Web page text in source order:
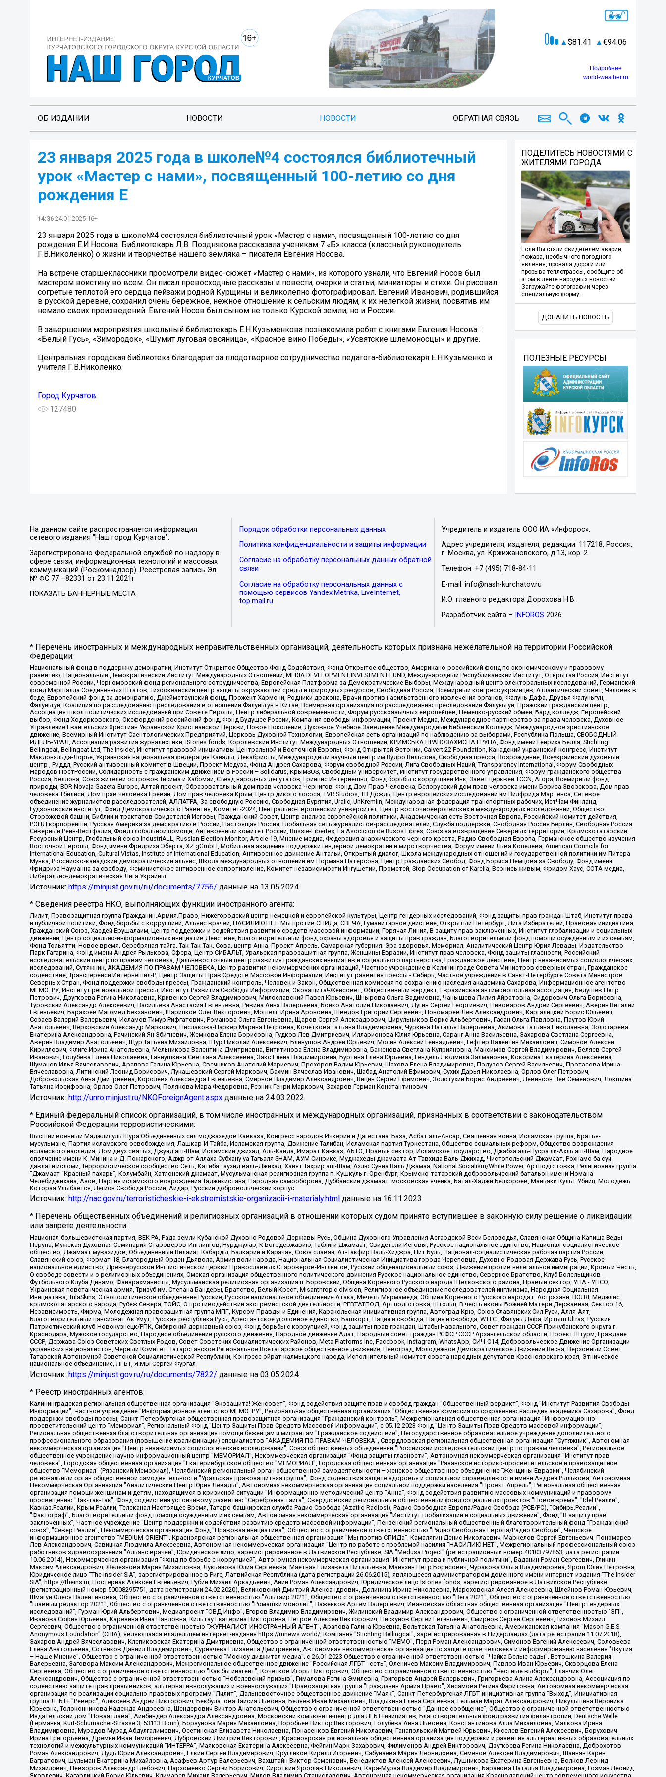
81.41 94.06
Подробнее
world-weather.ru
ОБ ИЗДАНИИ НОВОСТИ НОВОСТИ ОБРАТНАЯ СВЯЗЬ
23 января 2025 года в школе№4 состоялся библиотечный
урок «Мастер с нами», посвященный 100-летию со дня
рождения Е
14:36 24.01.2025 16+
23 января 2025 года в школе№4 состоялся библиотечный урок «Мастер с нами», посвященный 100-летию со дня
рождения Е.И.Носова. Библиотекарь Л.В. Позднякова рассказала ученикам 7 «Б» класса (классный руководитель
Г.В.Николенко) о жизни и творчестве нашего земляка – писателя Евгения Носова.
На встрече старшеклассники просмотрели видео-сюжет «Мастер с нами», из которого узнали, что Евгений Носов был
мастером воистину во всем. Он писал превосходные рассказы и повести, очерки и статьи, миниатюры и стихи. Он рисовал
согретые теплотой его сердца пейзажи родной Курщины и великолепно фотографировал. Евгений Иванович, родившийся
в русской деревне, сохранил очень бережное, нежное отношение к сельским людям, к их нелёгкой жизни, посвятив им
немало своих произведений. Евгений Носов был сыном не только Курской земли, но и России.
В завершении мероприятия школьный библиотекарь Е.Н.Кузьменкова познакомила ребят с книгами Евгения Носова :
«Белый Гусь», «Зимородок», «Шумит луговая овсяница», «Красное вино Победы», «Усвятские шлемоносцы» и другие.
Центральная городская библиотека благодарит за плодотворное сотрудничество педагога-библиотекаря Е.Н.Кузьменко и
учителя Г.В.Николенко.
Город Курчатов
127480
ПОДЕЛИТЕСЬ НОВОСТЯМИ С
ЖИТЕЛЯМИ ГОРОДА
Если Вы стали свидетелем аварии,
пожара, необычного погодного
явления, провала дороги или
прорыва теплотрассы, сообщите об
этом в ленте народных новостей.
Загружайте фотографии через
специальную форму.
ДОБАВИТЬ НОВОСТЬ
ПОЛЕЗНЫЕ РЕСУРСЫ
На данном сайте распространяется информация
сетевого издания "Наш город Курчатов".
Зарегистрировано Федеральной службой по надзору в
сфере связи, информационных технологий и массовых
коммуникаций (Роскомнадзор). Реестровая запись Эл
№ ФС 77 –82331 от 23.11.2021г
ПОКАЗАТЬ БАННЕРНЫЕ МЕСТА
Порядок обработки персональных данных
Политика конфиденциальности и защиты информации
Согласие на обработку персональных данных обратной
связи
Согласие на обработку персональных данных с
помощью сервисов Yandex.Metrika, LiveInternet,
top.mail.ru
Учредитель и издатель ООО ИА «Инфорос».
Адрес учредителя, издателя, редакции: 117218, Россия,
г. Москва, ул. Кржижановского, д.13, кор. 2
Телефон: +7 (495) 718-84-11
E-mail: info@nash-kurchatov.ru
И.О. главного редактора Дорохова Н.В.
Разработчик сайта – INFOROS 2026
* Перечень иностранных и международных неправительственных организаций, деятельность которых признана нежелательной на территории Российской
Федерации:
Национальный фонд в поддержку демократии, Институт Открытое Общество Фонд Содействия, Фонд Открытое общество, Американо-российский фонд по экономическому и правовому
развитию, Национальный Демократический Институт Международных Отношений, MEDIA DEVELOPMENT INVESTMENT FUND, Международный Республиканский Институт, Открытая Россия, Институт
современной России, Черноморский фонд регионального сотрудничества, Европейская Платформа за Демократические Выборы, Международный центр электоральных исследований, Германский
фонд Маршалла Соединенных Штатов, Тихоокеанский центр защиты окружающей среды и природных ресурсов, Свободная Россия, Всемирный конгресс украинцев, Атлантический совет, Человек в
беде, Европейский фонд за демократию, Джеймстаунский фонд, Прожект Хармони, Родники дракона, Врачи против насильственного извлечения органов, Фалунь Дафа, Друзья Фалуньгун,
Фалуньгун, Коалиция по расследованию преследования в отношении Фалуньгун в Китае, Всемирная организация по расследованию преследований Фалуньгун, Пражский гражданский центр,
Ассоциация школ политических исследований при Совете Европы, Центр либеральной современности, Форум русскоязычных европейцев, Немецко-русский обмен, Бард колледж, Европейский
выбор, Фонд Ходорковского, Оксфордский российский фонд, Фонд Будущее России, Компания свободы информации, Проект Медиа, Международное партнерство за права человека, Духовное
Управление Евангельских Христиан Украинской Христианской Церкви, Новое Поколение, Духовное Учебное Заведение Международный Библейский Колледж, Международное христианское
движение, Всемирный Институт Саентологических Предприятий, Церковь Духовной Технологии, Европейская сеть организаций по наблюдению за выборами, Республика Польша, СВОБОДНЫЙ
ИДЕЛЬ-УРАЛ, Ассоциация развития журналистики, IStories fonds, Королевский Институт Международных Отношений, КРИМСЬКА ПРАВОЗАХИСНА ГРУПА, Фонд имени Генриха Бёлля, Stichting
Bellingcat, Bellingcat Ltd, The Insider, Институт правовой инициативы Центральной и Восточной Европы, Фонд Открытой Эстонии, Calvert 22 Foundation, Канадский украинский конгресс, Институт
Макдональда-Лорье, Украинская национальная федерация Канады, Декабристы, Международный научный центр им Вудро Вильсона, Свободная пресса, Возрождение, Всеукраинский духовный
центр , Риддл, Русский антивоенный комитет в Швеции, Проект Медуза, Фонд Андрея Сахарова, Форум свободной России, Лига Свободных Наций, Transparеncy International, Форум Свободных
Народов ПостРоссии, Солидарность с гражданским движением в России – Solidarus, КрымSOS, Свободный университет, Институт государственного управления, Форум гражданского общества
Россия, Беллона, Союз жителей островов Тисима и Хабомаи, Съезд народных депутатов, Гринпис Интернешнл, Фонд борьбы с коррупцией Инк, Завет церквей TCCN, Агора, Всемирный фонд
природы, BDR Novaja Gazeta-Europe, Алтай проект, Образовательный дом прав человека Чернигов, Фонд Дом Прав Человека, Белорусский дом прав человека имени Бориса Звозскова, Дом прав
человека Тбилиси, Дом прав человека Ереван, Дом прав человека Крым, Центр дикого лосося, TVR Studios, ТВ Дождь, Центр европейских исследований им Вилфрида Мартенса, Сетевое
объединение журналистов расследователей, АЛЛАТРА, За свободную Россию, Свободная Бурятия, Uralic, UnKremlin, Международная федерация транспортных рабочих, ИстЧам Финланд,
Гудзоновский институт, Фонд Демократического Развития, Комитет-2024, Центрально-Европейский университет, Центр восточноевропейских и международных исследований, Общество
Сторожевой башни, Библии и трактатов Свидетелей Иеговы, Гражданский Совет, Центр анализа европейской политики, Академическая сеть Восточная Европа, Российский комитет действия,
РЭНД корпорейшн, Русская Америка за демократию в России, Настоящая Россия, Глобальная сеть журналистов-расследователей, Служба поддержки, Свободная Россия Берлин, Свободная Россия
Северный Рейн-Вестфалия, Фонд глобальной помощи, Антивоенный комитет России, Russie-Libertes, La Asocicion de Rusos Libres, Союз за возвращение Северных территорий, Крымскотатарский
Ресурсный Центр, Глобальный союз IndustriALL, Russian Election Monitor, Article 19, Мнение медиа, Федерация анархического черного креста, Радио Свободная Европа, Германское общество изучения
Восточной Европы, Фонд имени Фридриха Эберта, XZ gGmbH, Мобильная академия поддержки гендерной демократии и миротворчества, Форум имени Льва Копелева, American Councils for
International Education, Cultural Vistas, Institute of International Education, Антивоенное движение Антальи, Открытый диалог, Школа международных отношений и государственной политики им Питера
Мунка, Российско-канадский демократический альянс, Школа международных отношений им Нормана Патерсона, Центр Гражданских Свобод, Фонд Бориса Немцова за Свободу, Фонд имени
Фридриха Науманна за свободу, Феминистское антивоенное сопротивление, Комитет независимости Ингушетии, Прометей, Stop Occupation of Karelia, Вернись живым, Фридом Хаус, СОТА медиа,
Либерально-демократическая Лига Украины
Источник: https://minjust.gov.ru/ru/documents/7756/ данные на 13.05.2024
* Сведения реестра НКО, выполняющих функции иностранного агента:
Лилит, Правозащитная группа Гражданин.Армия.Право, Нижегородский центр немецкой и европейской культуры, Центр гендерных исследований, Фонд защиты прав граждан Штаб, Институт права
и публичной политики, Фонд борьбы с коррупцией, Альянс врачей, НАСИЛИЮ.НЕТ, Мы против СПИДа, СВЕЧА, Гуманитарное действие, Открытый Петербург, Лига Избирателей, Правовая инициатива,
Гражданский Союз, Хасдей Ерушалаим, Центр поддержки и содействия развитию средств массовой информации, Горячая Линия, В защиту прав заключенных, Институт глобализации и социальных
движений, Центр социально-информационных инициатив Действие, Благотворительный фонд охраны здоровья и защиты прав граждан, Благотворительный фонд помощи осужденным и их семьям,
Фонд Тольятти, Новое время, Серебряная тайга, Так-Так-Так, Сова, центр Анна, Проект Апрель, Самарская губерния, Эра здоровья, Мемориал, Аналитический Центр Юрия Левады, Издательство
Парк Гагарина, Фонд имени Андрея Рылькова, Сфера, Центр СИБАЛЬТ, Уральская правозащитная группа, Женщины Евразии, Институт прав человека, Фонд защиты гласности, Российский
исследовательский центр по правам человека, Дальневосточный центр развития гражданских инициатив и социального партнерства, Гражданское действие, Центр независимых социологических
исследований, Сутяжник, АКАДЕМИЯ ПО ПРАВАМ ЧЕЛОВЕКА, Центр развития некоммерческих организаций, Частное учреждение в Калининграде Совета Министров северных стран, Гражданское
содействие, Трансперенси Интернешнл-Р, Центр Защиты Прав Средств Массовой Информации, Институт развития прессы - Сибирь, Частное учреждение в Санкт-Петербурге Совета Министров
Северных Стран, Фонд поддержки свободы прессы, Гражданский контроль, Человек и Закон, Общественная комиссия по сохранению наследия академика Сахарова, Информационное агентство
МЕМО. РУ, Институт региональной прессы, Институт Развития Свободы Информации, Экозащита!-Женсовет, Общественный вердикт, Евразийская антимонопольная ассоциация, Бедушев Петр
Петрович, Дзугкоева Регина Николаевна, Кривенко Сергей Владимирович, Милославский Павел Юрьевич, Шнырова Ольга Вадимовна, Чанышева Лилия Айратовна, Сидорович Ольга Борисовна,
Туровский Александр Алексеевич, Васильева Анастасия Евгеньевна, Ривина Анна Валерьевна, Бойко Анатолий Николаевич, Дугин Сергей Георгиевич, Пивоваров Андрей Сергеевич, Аверин Виталий
Евгеньевич, Барахоев Магомед Бекханович, Шарипков Олег Викторович, Мошель Ирина Ароновна, Шведов Григорий Сергеевич, Пономарев Лев Александрович, Каргалицкий Борис Юльевич,
Созаев Валерий Валерьевич, Исламов Тимур Рифгатович, Романова Ольга Евгеньевна, Щаров Сергей Алексадрович, Цирульников Борис Альбертович, Гасан Ольга Павловна, Паутов Юрий
Анатольевич, Верховский Александр Маркович, Пислакова-Паркер Марина Петровна, Кочеткова Татьяна Владимировна, Чуркина Наталья Валерьевна, Акимова Татьяна Николаевна, Золотарева
Екатерина Александровна, Рачинский Ян Збигневич, Жемкова Елена Борисовна, Гудков Лев Дмитриевич, Илларионова Юлия Юрьевна, Саранг Анна Васильевна, Захарова Светлана Сергеевна,
Аверин Владимир Анатольевич, Щур Татьяна Михайловна, Щур Николай Алексеевич, Блинушов Андрей Юрьевич, Мосин Алексей Геннадьевич, Гефтер Валентин Михайлович, Симонов Алексей
Кириллович, Флиге Ирина Анатольевна, Мельникова Валентина Дмитриевна, Вититинова Елена Владимировна, Баженова Светлана Куприяновна, Максимов Сергей Владимирович, Беляев Сергей
Иванович, Голубева Елена Николаевна, Ганнушкина Светлана Алексеевна, Закс Елена Владимировна, Буртина Елена Юрьевна, Гендель Людмила Залмановна, Кокорина Екатерина Алексеевна,
Шуманов Илья Вячеславович, Арапова Галина Юрьевна, Свечников Анатолий Мариевич, Прохоров Вадим Юрьевич, Шахова Елена Владимировна, Подузов Сергей Васильевич, Протасова Ирина
Вячеславовна, Литинский Леонид Борисович, Лукашевский Сергей Маркович, Бахмин Вячеслав Иванович, Шабад Анатолий Ефимович, Сухих Дарья Николаевна, Орлов Олег Петрович,
Добровольская Анна Дмитриевна, Королева Александра Евгеньевна, Смирнов Владимир Александрович, Вицин Сергей Ефимович, Золотухин Борис Андреевич, Левинсон Лев Семенович, Локшина
Татьяна Иосифовна, Орлов Олег Петрович, Полякова Мара Федоровна, Резник Генри Маркович, Захаров Герман Константинович
Источник: http://unro.minjust.ru/NKOForeignAgent.aspx данные на 24.03.2022
* Единый федеральный список организаций, в том числе иностранных и международных организаций, признанных в соответствии с законодательством
Российской Федерации террористическими:
Высший военный Маджлисуль Шура Объединенных сил моджахедов Кавказа, Конгресс народов Ичкерии и Дагестана, База, Асбат аль-Ансар, Священная война, Исламская группа, Братья-
мусульмане, Партия исламского освобождения, Лашкар-И-Тайба, Исламская группа, Движение Талибан, Исламская партия Туркестана, Общество социальных реформ, Общество возрождения
исламского наследия, Дом двух святых, Джунд аш-Шам, Исламский джихад, Аль-Каида, Имарат Кавказ, АБТО, Правый сектор, Исламское государство, Джабха аль-Нусра ли-Ахль аш-Шам, Народное
ополчение имени К. Минина и Д. Пожарского, Аджр от Аллаха Субхану уа Тагьаля SHAM, АУМ Синрике, Муджахеды джамаата Ат-Тавхида Валь-Джихад, Чистопольский Джамаат, Рохнамо ба суи
давлати исломи, Террористическое сообщество Сеть, Катиба Таухид валь-Джихад, Хайят Тахрир аш-Шам, Ахлю Сунна Валь Джамаа, National Socialism/White Power, Артподготовка, Религиозная группа
“Джамаат “Красный пахарь”, Колумбайн, Хатлонский джамаат, Мусульманская религиозная группа п. Кушкуль г. Оренбург, Крымско-татарский добровольческий батальон имени Номана
Челебиджихана, Азов, Партия исламского возрождения Таджикистана, Народная самооборона, Дуббайский джамаат, московская ячейка, Батал-Хаджи Белхороев, Маньяки Культ Убийц, Молодёжь
Которая Улыбается, Легион Свобода России, Айдар, Русский добровольческий корпус
Источник: http://nac.gov.ru/terroristicheskie-i-ekstremistskie-organizacii-i-materialy.html данные на 16.11.2023
* Перечень общественных объединений и религиозных организаций в отношении которых судом принято вступившее в законную силу решение о ликвидации
или запрете деятельности:
Национал-большевистская партия, ВЕК РА, Рада земли Кубанской Духовно Родовой Державы Русь, Община Духовного Управления Асгардской Веси Беловодья, Славянская Община Капища Веды
Перуна, Мужская Духовная Семинария Староверов-Инглингов, Нурджулар, К Богодержавию, Таблиги Джамаат, Свидетели Иеговы, Русское национальное единство, Национал-социалистическое
общество, Джамаат мувахидов, Объединенный Вилайат Кабарды, Балкарии и Карачая, Союз славян, Ат-Такфир Валь-Хиджра, Пит Буль, Национал-социалистическая рабочая партия России,
Славянский союз, Формат-18, Благородный Орден Дьявола, Армия воли народа, Национальная Социалистическая Инициатива города Череповца, Духовно-Родовая Держава Русь, Русское
национальное единство, Древнерусской Инглистической церкви Православных Староверов-Инглингов, Русский общенациональный союз, Движение против нелегальной иммиграции, Кровь и Честь,
О свободе совести и о религиозных объединениях, Омская организация общественного политического движения Русское национальное единство, Северное Братство, Клуб Болельщиков
Футбольного Клуба Динамо, Файзрахманисты, Мусульманская религиозная организация п. Боровский, Община Коренного Русского народа Щелковского района, Правый сектор, УНА - УНСО,
Украинская повстанческая армия, Тризуб им. Степана Бандеры, Братство, Белый Крест, Misanthropic division, Религиозное объединение последователей инглиизма, Народная Социальная
Инициатива, TulaSkins, Этнополитическое объединение Русские, Русское национальное объединение Атака, Мечеть Мирмамеда, Община Коренного Русского народа г. Астрахани, ВОЛЯ, Меджлис
крымскотатарского народа, Рубеж Севера, ТОЙС, О противодействии экстремистской деятельности, РЕВТАТПОД, Артподготовка, Штольц, В честь иконы Божией Матери Державная, Сектор 16,
Независимость, Фирма, Молодежная правозащитная группа МПГ, Курсом Правды и Единения, Каракольская инициативная группа, Автоград Крю, Союз Славянских Сил Руси, Алля-Аят,
Благотворительный пансионат Ак Умут, Русская республика Русь, Арестантское уголовное единство, Башкорт, Нация и свобода, Нация и свобода, W.H.С., Фалунь Дафа, Иртыш Ultras, Русский
Патриотический клуб-Новокузнецк/РПК, Сибирский державный союз, Фонд борьбы с коррупцией, Фонд защиты прав граждан, Штабы Навального, Совет граждан СССР Прикубанского округа г.
Краснодара, Мужское государство, Народное объединение русского движения, Народное движение Адат, Народный совет граждан РСФСР СССР Архангельской области, Проект Штурм, Граждане
СССР, Держава Союз Советских Светлых Родов, Совет Советских Социалистических Районов, Meta Platforms Inc, Facebook, Instagram, WhatsApp, СИЧ-С14, Добровольческое Движение Организации
украинских националистов, Черный Комитет, Татарстанское Региональное Всетатарское общественное движение, Невоград, Молодежное Демократическое Движение Весна, Верховный Совет
Татарской Автономной Советской Социалистической Республики, Конгресс ойрат-калмыцкого народа, Исполнительный комитет совета народных депутатов Красноярского края, Этническое
национальное объединение, ЛГБТ, Я.МЫ Сергей Фургал
Источник: https://minjust.gov.ru/ru/documents/7822/ данные на 03.05.2024
* Реестр иностранных агентов:
Калининградская региональная общественная организация "Экозащита!-Женсовет", Фонд содействия защите прав и свобод граждан "Общественный вердикт", Фонд "Институт Развития Свободы Информации", Частное учреждение "Информационное агентство МЕМО. РУ", Региональная общественная организация "Общественная комиссия по сохранению наследия академика Сахарова", Фонд поддержки свободы прессы, Санкт-Петербургская общественная правозащитная организация "Гражданский контроль", Межрегиональная общественная организация "Информационно-просветительский центр "Мемориал", Региональный Фонд "Центр Защиты Прав Средств Массовой Информации", с 05.12.2023 Фонд "Центр Защиты Прав Средств массовой информации", Региональная общественная благотворительная организация помощи беженцам и мигрантам "Гражданское содействие", Негосударственное образовательное учреждение дополнительного профессионального образования (повышение квалификации) специалистов "АКАДЕМИЯ ПО ПРАВАМ ЧЕЛОВЕКА", Свердловская региональная общественная организация "Сутяжник", Автономная некоммерческая организация "Центр независимых социологических исследований", Союз общественных объединений "Российский исследовательский центр по правам человека", Региональное общественное учреждение научно-информационный центр "МЕМОРИАЛ", Некоммерческая организация "Фонд защиты гласности", Автономная некоммерческая организация "Институт прав человека", Городская общественная организация "Екатеринбургское общество "МЕМОРИАЛ", Городская общественная организация "Рязанское историко-просветительское и правозащитное общество "Мемориал" (Рязанский Мемориал), Челябинский региональный орган общественной самодеятельности – женское общественное объединение "Женщины Евразии", Челябинский региональный орган общественной самодеятельности "Уральская правозащитная группа", Фонд содействия защите здоровья и социальной справедливости имени Андрея Рылькова, Автономная Некоммерческая Организация "Аналитический Центр Юрия Левады", Автономная некоммерческая организация социальной поддержки населения "Проект Апрель", Региональная общественная организация помощи женщинам и детям, находящимся в кризисной ситуации "Информационно-методический центр "Анна", Фонд содействия развитию массовых коммуникаций и правовому просвещению "Так-так-Так", Фонд содействия устойчивому развитию "Серебряная тайга", Свердловский региональный общественный фонд социальных проектов "Новое время", "Idel.Реалии", Кавказ.Реалии, Крым.Реалии, Телеканал Настоящее Время, Татаро-башкирская служба Радио Свобода (Azatliq Radiosi), Радио Свободная Европа/Радио Свобода (PCE/PC), "Сибирь.Реалии", "Фактограф", Благотворительный фонд помощи осужденным и их семьям, Автономная некоммерческая организация "Институт глобализации и социальных движений", Фонд "В защиту прав заключенных", Частное учреждение "Центр поддержки и содействия развитию средств массовой информации", Пензенский региональный общественный благотворительный фонд "Гражданский союз", "Север.Реалии", Некоммерческая организация Фонд "Правовая инициатива", Общество с ограниченной ответственностью "Радио Свободная Европа/Радио Свобода", Чешское информационное агентство "MEDIUM-ORIENT", Красноярская региональная общественная организация "Мы против СПИДа", Камалягин Денис Николаевич, Маркелов Сергей Евгеньевич, Пономарев Лев Александрович, Савицкая Людмила Алексеевна, Автономная некоммерческая организация "Центр по работе с проблемой насилия "НАСИЛИЮ.НЕТ", Межрегиональный профессиональный союз работников здравоохранения "Альянс врачей", Юридическое лицо, зарегистрированное в Латвийской Республике, SIA "Medusa Project" (регистрационный номер 40103797863, дата регистрации 10.06.2014), Некоммерческая организация "Фонд по борьбе с коррупцией", Автономная некоммерческая организация "Институт права и публичной политики", Баданин Роман Сергеевич, Гликин Максим Александрович, Железнова Мария Михайловна, Лукьянова Юлия Сергеевна, Маетная Елизавета Витальевна, Маняхин Петр Борисович, Чуракова Ольга Владимировна, Ярош Юлия Петровна, Юридическое лицо "The Insider SIA", зарегистрированное в Риге, Латвийская Республика (дата регистрации 26.06.2015), являющееся администратором доменного имени интернет-издания "The Insider SIA", https://theins.ru, Постернак Алексей Евгеньевич, Рубин Михаил Аркадьевич, Анин Роман Александрович, Юридическое лицо Istories fonds, зарегистрированное в Латвийской Республике (регистрационный номер 50008295751, дата регистрации 24.02.2020), Великовский Дмитрий Александрович, Долинина Ирина Николаевна, Мароховская Алеся Алексеевна, Шлейнов Роман Юрьевич, Шмагун Олеся Валентиновна, Общество с ограниченной ответственностью "Альтаир 2021", Общество с ограниченной ответственностью "Вега 2021", Общество с ограниченной ответственностью "Главный редактор 2021", Общество с ограниченной ответственностью "Ромашки монолит", Важенков Артем Валерьевич, Ивановская областная общественная организация "Центр гендерных исследований", Гурман Юрий Альбертович, Медиапроект "ОВД-Инфо", Егоров Владимир Владимирович, Жилинский Владимир Александрович, Общество с ограниченной ответственностью "ЗП", Иванова София Юрьевна, Карезина Инна Павловна, Кильтау Екатерина Викторовна, Петров Алексей Викторович, Пискунов Сергей Евгеньевич, Смирнов Сергей Сергеевич, Тихонов Михаил Сергеевич, Общество с ограниченной ответственностью "ЖУРНАЛИСТ-ИНОСТРАННЫЙ АГЕНТ", Арапова Галина Юрьевна, Вольтская Татьяна Анатольевна, Американская компания "Mason G.E.S. Anonymous Foundation" (США), являющаяся владельцем интернет-издания https://mnews.world/, Компания "Stichting Bellingcat", зарегистрированная в Нидерландах (дата регистрации 11.07.2018), Захаров Андрей Вячеславович, Клепиковская Екатерина Дмитриевна, Общество с ограниченной ответственностью "МЕМО", Перл Роман Александрович, Симонов Евгений Алексеевич, Соловьева Елена Анатольевна, Сотников Даниил Владимирович, Сурначева Елизавета Дмитриевна, Автономная некоммерческая организация по защите прав человека и информированию населения "Якутия – Наше Мнение", Общество с ограниченной ответственностью "Москоу диджитал медиа", с 26.01.2023 Общество с ограниченной ответственностью "Чайка Белые сады", Ветошкина Валерия Валерьевна, Заговора Максим Александрович, Межрегиональное общественное движение "Российская ЛГБТ - сеть", Оленичев Максим Владимирович, Павлов Иван Юрьевич, Скворцова Елена Сергеевна, Общество с ограниченной ответственностью "Как бы инагент", Кочетков Игорь Викторович, Общество с ограниченной ответственностью "Честные выборы", Еланчик Олег Александрович, Общество с ограниченной ответственностью "Нобелевский призыв", Гималова Регина Эмилевна, Григорьев Андрей Валерьевич, Григорьева Алина Александровна, Ассоциация по содействию защите прав призывников, альтернативнослужащих и военнослужащих "Правозащитная группа "Гражданин.Армия.Право", Хисамова Регина Фаритовна, Автономная некоммерческая организация по реализации социально-правовых программ "Лилит", Дальневосточное общественное движение "Маяк", Санкт-Петербургская ЛГБТ-инициативная группа "Выход", Инициативная группа ЛГБТ+ "Реверс", Алексеев Андрей Викторович, Бекбулатова Таисия Львовна, Беляев Иван Михайлович, Владыкина Елена Сергеевна, Гельман Марат Александрович, Никульшина Вероника Юрьевна, Толоконникова Надежда Андреевна, Шендерович Виктор Анатольевич, Общество с ограниченной ответственностью "Данное сообщение", Общество с ограниченной ответственностью Издательский дом "Новая глава", Айнбиндер Александра Александровна, Московский комьюнити-центр для ЛГБТ+инициатив, Благотворительный фонд развития филантропии, Deutsche Welle (Германия, Kurt-Schumacher-Strasse 3, 53113 Bonn), Борзунова Мария Михайловна, Воробьев Виктор Викторович, Голубева Анна Львовна, Константинова Алла Михайловна, Малкова Ирина Владимировна, Мурадов Мурад Абдулгалимович, Осетинская Елизавета Николаевна, Понасенков Евгений Николаевич, Ганапольский Матвей Юрьевич, Киселев Евгений Алексеевич, Борухович Ирина Григорьевна, Дремин Иван Тимофеевич, Дубровский Дмитрий Викторович, Красноярская региональная общественная организация поддержки и развития альтернативных образовательных технологий и межкультурных коммуникаций "ИНТЕРРА", Маяковская Екатерина Алексеевна, Фейгин Марк Захарович, Филимонов Андрей Викторович, Дзугкоева Регина Николаевна, Доброхотов Роман Александрович, Дудь Юрий Александрович, Елкин Сергей Владимирович, Кругликов Кирилл Игоревич, Сабунаева Мария Леонидовна, Семенов Алексей Владимирович, Шаинян Карен Багратович, Шульман Екатерина Михайловна, Асафьев Артур Валерьевич, Вахштайн Виктор Семенович, Венедиктов Алексей Алексеевич, Лушникова Екатерина Евгеньевна, Волков Леонид Михайлович, Невзоров Александр Глебович, Пархоменко Сергей Борисович, Сироткин Ярослав Николаевич, Кара-Мурза Владимир Владимирович, Баранова Наталья Владимировна, Гозман Леонид Яковлевич, Кагарлицкий Борис Юльевич, Климарев Михаил Валерьевич, Милов Владимир Станиславович, Автономная некоммерческая организация Краснодарский центр современного искусства "Типография", Моргенштерн Алишер Тагирович, Соболь Любовь Эдуардовна, Общество с ограниченной ответственностью "ЛИЗА НОРМ", Каспаров Гарри Кимович, Ходорковский Михаил Борисович, Общество с ограниченной ответственностью "Апрельские тезисы", Данилович Ирина Брониславовна, Кашин Олег Владимирович, Петров Николай Владимирович, Пивоваров Алексей Владимирович, Соколов Михаил Владимирович, Цветкова Юлия Владимировна, Чичваркин Евгений Александрович, Комитет против пыток/Команда против пыток, Общество с ограниченной ответственностью "Первый научный", Общество с ограниченной ответственностью "Вертолет и ко", Белоцерковская Вероника Борисовна, Кац Максим Евгеньевич, Лазарева Татьяна Юрьевна, Шаведдинов Руслан Табризович, Яшин Илья Валерьевич, Общество с ограниченной ответственностью "Иноагент ААВ", Алешковский Дмитрий Петрович, Альбац Евгения Марковна, Быков Дмитрий Львович, Галямина Юлия Евгеньевна, Лойко Сергей Леонидович, Мартынов Кирилл Константинович, Медведев Сергей Александрович, Крашенинников Федор Геннадиевич, Гордеева Катерина Вл